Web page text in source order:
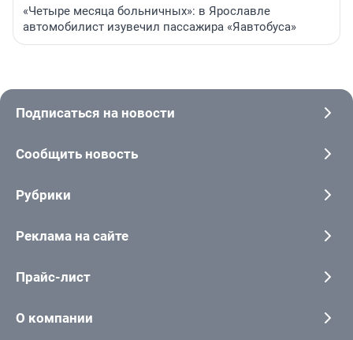
«Четыре месяца больничных»: в Ярославле
автомобилист изувечил пассажира «Яавтобуса»
Подписаться на новости
Сообщить новость
Рубрики
Реклама на сайте
Прайс-лист
О компании